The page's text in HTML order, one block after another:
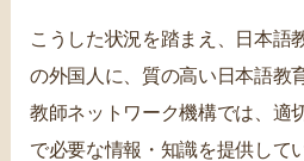
こうした状況を踏まえ、日本語
の外国人に、質の高い日本語教
教師ネットワーク機構では、適
で必要な情報・知識を提供して